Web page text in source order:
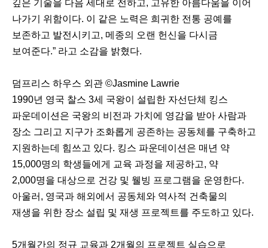
깊은 기술을 다음 세대로 전하고, 고유한 아름다움을 이어
나가기 위함이다. 이 같은 노력은 희귀한 전통 공예를
보존하고 발전시키고, 메종의 오랜 헌신을 다시금
보여준다.” 라고 소감을 밝혔다.
덤프리스 하우스 외관 ©Jasmine Lawrie
1990년 영국 찰스 3세 국왕이 설립한 자선단체 킹스
파운데이션은 국왕의 비전과 가치에 영감을 받아 사람과
장소 그리고 지구가 조화롭게 공존하는 공동체를 구축하고
지원하는데 힘쓰고 있다. 킹스 파운데이션은 매년 약
15,000명의 학생들에게 교육 과정을 제공하고, 약
2,000명을 대상으로 건강 및 웰빙 프로그램을 운영한다.
아울러, 영국과 해외에서 공동체와 역사적 건축물의
재생을 위한 장소 설립 및 재생 프로젝트를 주도하고 있다.
5개월간의 정규 교육과 2개월의 프로젝트 실습으로